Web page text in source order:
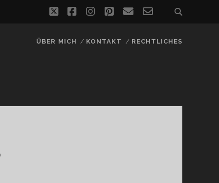
twitterfacebookinstagram
pinterest
emailemail-
ÜBER MICH KONTAKT RECHTLICHES